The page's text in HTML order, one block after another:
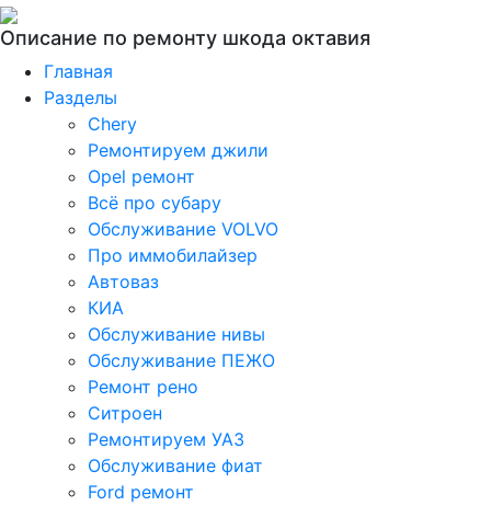
Описание по ремонту шкода октавия
Главная
Разделы
Chery
Ремонтируем джили
Opel ремонт
Всё про субару
Обслуживание VOLVO
Про иммобилайзер
Автоваз
КИА
Обслуживание нивы
Обслуживание ПЕЖО
Ремонт рено
Ситроен
Ремонтируем УАЗ
Обслуживание фиат
Ford ремонт